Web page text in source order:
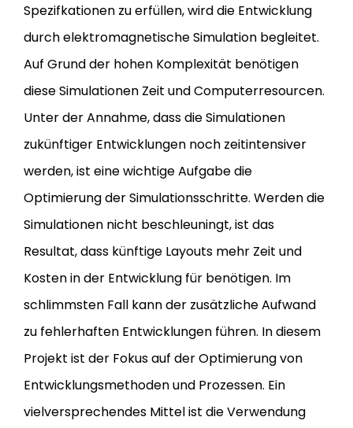
Spezifkationen zu erfüllen, wird die Entwicklung
durch elektromagnetische Simulation begleitet.
Auf Grund der hohen Komplexität benötigen
diese Simulationen Zeit und Computerresourcen.
Unter der Annahme, dass die Simulationen
zukünftiger Entwicklungen noch zeitintensiver
werden, ist eine wichtige Aufgabe die
Optimierung der Simulationsschritte. Werden die
Simulationen nicht beschleuningt, ist das
Resultat, dass künftige Layouts mehr Zeit und
Kosten in der Entwicklung für benötigen. Im
schlimmsten Fall kann der zusätzliche Aufwand
zu fehlerhaften Entwicklungen führen. In diesem
Projekt ist der Fokus auf der Optimierung von
Entwicklungsmethoden und Prozessen. Ein
vielversprechendes Mittel ist die Verwendung